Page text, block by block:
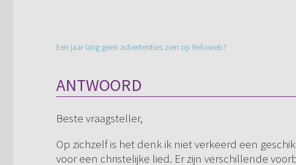
Een jaar lang geen advertenties zien op Refoweb?
ANTWOORD
Beste vraagsteller,
Op zichzelf is het denk ik niet verkeerd een
voor een christelijke lied. Er zijn verschillende